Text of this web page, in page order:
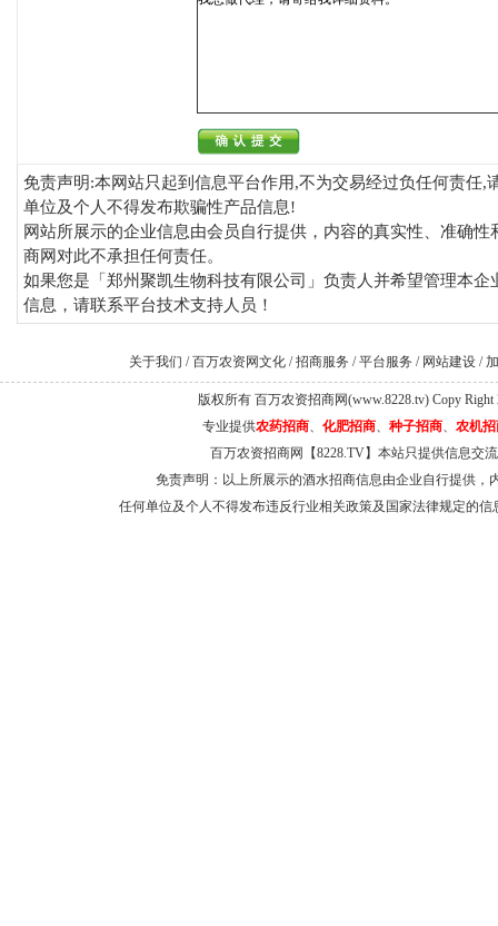
免责声明:本网站只起到信息平台作用,不为交易经过负任何责任,
单位及个人不得发布欺骗性产品信息!
网站所展示的企业信息由会员自行提供，内容的真实性、准确
商网对此不承担任何责任。
如果您是「郑州聚凯生物科技有限公司」负责人并希望管理本
信息，请联系平台技术支持人员！
关于我们 /百万农资网文化 /招商服务 /平台服务 / 网站建设 /
版权所有 百万农资招商网(www.8228.tv) Copy Right
专业提供农药招商、 化肥招商、 种子招商、 农机
百万农资招商网【8228.TV】本站只提供信息交
免责声明：以上所展示的酒水招商信息由企业自行提供
任何单位及个人不得发布违反行业相关政策及国家法律规定的